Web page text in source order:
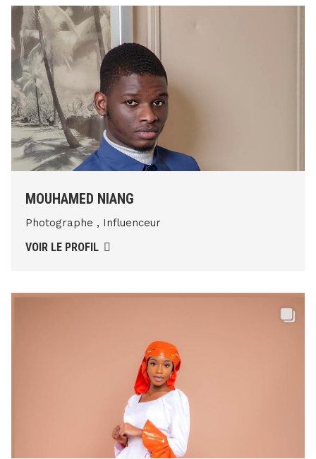
MOUHAMED NIANG
Photographe , Influenceur
VOIR LE PROFIL